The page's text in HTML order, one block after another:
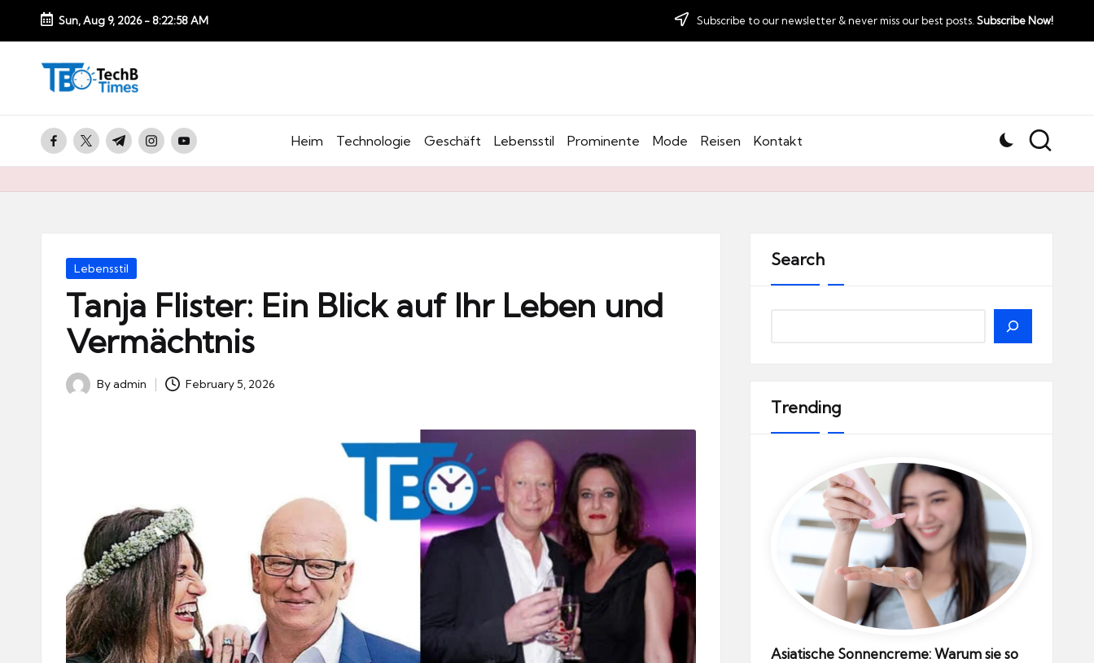
Skip
content
Sun, Aug 9, 2026- 8:22:59 AM Subscribe to our newsletter & never miss our best posts. Subscribe Now!
T
e
c
h
facebook.com
twitter.com
t.me instagram.com
youtube.com Heim Technologie Geschäft Lebensstil Prominente Mode Reisen Kontakt
Posted
Lebensstil
Tanja Flister: Ein Blick auf Ihr Leben und
Vermächtnis
Posted
Byadmin February 5, 2026
Search
Trending
Asiatische Sonnencreme: Warum sie so